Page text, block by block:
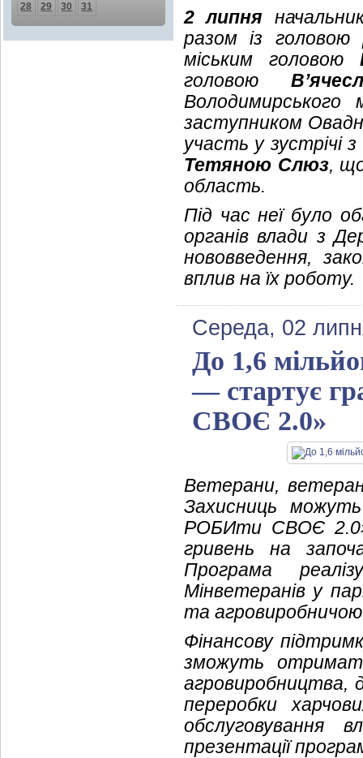
28
29 30 31 2 липня
разом із
міським головою
головою
Володимирського
заступником
участь у зустрічі
Тетяною Слюз, що
область.
Під час неї було
органів влади з
нововведення,
вплив на їх роботу.
Середа, 02
До 1,6
— стартує
СВОЄ 2.0»
Ветерани,
Захисниць
РОБИти СВОЄ 2.0
гривень на
Програма
Мінветеранів у
та
Фінансову
зможуть
агровиробництва,
переробки
обслуговування
презентації